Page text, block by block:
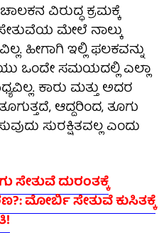
ವಿರುದ್ಧ ಕ್ರಮಕ್ಕೆ
ಮೇಲೆ ನಾಲ್ಕು
ಹೀಗಾಗಿ ಇಲ್ಲಿ ಫಲಕವನ್ನು
ಒಂದೇ ಸಮಯದಲ್ಲಿ ಎಲ್ಲಾ
ಕಾರು ಮತ್ತು ಅದರ
ಆದ್ದರಿಂದ, ತೂಗು
ಸುರಕ್ಷಿತವಲ್ಲ ಎಂದು
ಸೇತುವೆ ದುರಂತಕ್ಕೆ
ಮೋರ್ಬಿ ಸೇತುವೆ ಕುಸಿತಕ್ಕೆ